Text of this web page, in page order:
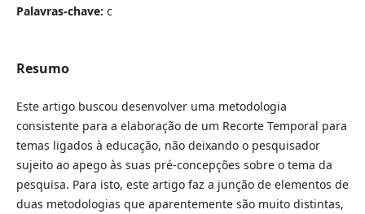
Palavras-chave: c
Resumo
Este artigo buscou desenvolver uma metodologia
consistente para a elaboração de um Recorte Temporal para
temas ligados à educação, não deixando o pesquisador
sujeito ao apego às suas pré-concepções sobre o tema da
pesquisa. Para isto, este artigo faz a junção de elementos de
duas metodologias que aparentemente são muito distintas,